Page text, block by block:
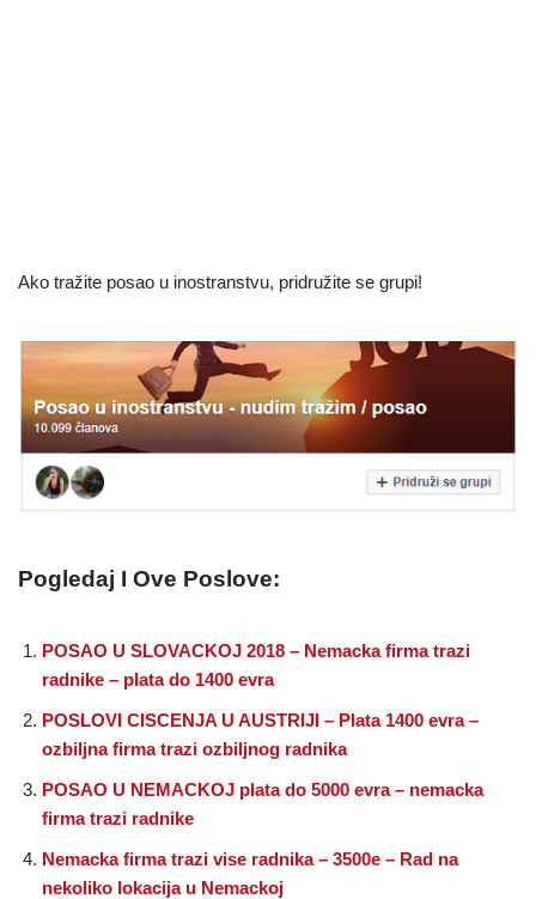
Ako tražite posao u inostranstvu, pridružite se grupi!
Pogledaj I Ove Poslove:
POSAO U SLOVACKOJ 2018 – Nemacka firma trazi
radnike – plata do 1400 evra
POSLOVI CISCENJA U AUSTRIJI – Plata 1400 evra –
ozbiljna firma trazi ozbiljnog radnika
POSAO U NEMACKOJ plata do 5000 evra – nemacka
firma trazi radnike
Nemacka firma trazi vise radnika – 3500e – Rad na
nekoliko lokacija u Nemackoj